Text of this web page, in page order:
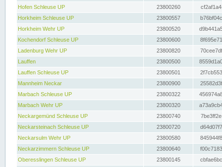
Hofen Schleuse UP
23800260
Horkheim Schleuse UP
23800557
Horkheim Wehr UP
23800520
Kochendorf Schleuse UP
23800600
Ladenburg Wehr UP
23800820
Lauffen
23800500
Lauffen Schleuse UP
23800501
Mannheim Neckar
23800900
Marbach Schleuse UP
23800322
Marbach Wehr UP
23800320
Neckargemünd Schleuse UP
23800740
Neckarsteinach Schleuse UP
23800720
Neckarsulm Wehr UP
23800580
Neckarzimmern Schleuse UP
23800640
Oberesslingen Schleuse UP
23800145